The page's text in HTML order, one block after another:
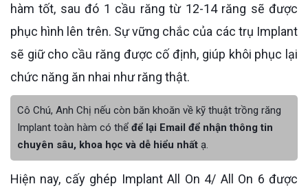
hàm tốt, sau đó 1 cầu răng từ 12-14 răng sẽ được
phục hình lên trên. Sự vững chắc của các trụ Implant
sẽ giữ cho cầu răng được cố định, giúp khôi phục lại
chức năng ăn nhai như răng thật.
Cô Chú, Anh Chị nếu còn băn khoăn về kỹ thuật trồng răng
Implant toàn hàm có thể để lại Email để nhận thông tin
chuyên sâu, khoa học và dễ hiểu nhất ạ.
Hiện nay, cấy ghép Implant All On 4/ All On 6 được